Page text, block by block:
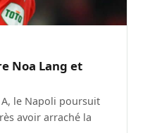
Noa Lang et
le Napoli poursuit
avoir arraché la